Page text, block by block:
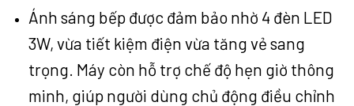
Ánh sáng bếp được đảm bảo nhờ 4 đèn LED
3W, vừa tiết kiệm điện vừa tăng vẻ sang
trọng. Máy còn hỗ trợ chế độ hẹn giờ thông
minh, giúp người dùng chủ động điều chỉnh